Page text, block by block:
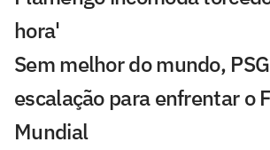
hora'
Sem melhor do mundo,
escalação para enfrentar o
Mundial